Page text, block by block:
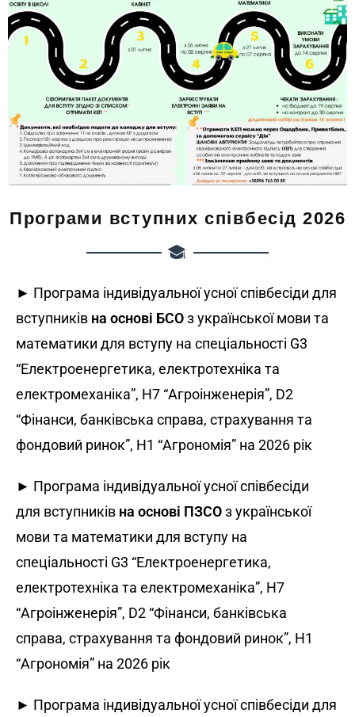
Програми вступних співбесід 2026
► Програма індивідуальної усної співбесіди для
вступників на основі БСОз української мови та
математики для вступу на спеціальності G3
“Електроенергетика, електротехніка та
електромеханіка”, H7 “Агроінженерія”, D2
“Фінанси, банківська справа, страхування та
фондовий ринок”, Н1 “Агрономія” на 2026 рік
► Програма індивідуальної усної співбесіди
для вступників на основі ПЗСОз української
мови та математики для вступу на
спеціальності G3 “Електроенергетика,
електротехніка та електромеханіка”, H7
“Агроінженерія”, D2 “Фінанси, банківська
справа, страхування та фондовий ринок”, H1
“Агрономія” на 2026 рік
► Програма індивідуальної усної співбесіди для